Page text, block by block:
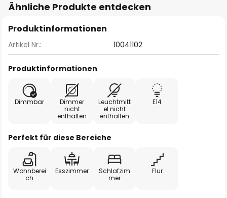
Ähnliche Produkte entdecken
Produktinformationen
Artikel Nr.: 10041102
Produktinformationen
Dimmbar
Dimmer
nicht
enthalten
Leuchtmitt
el nicht
enthalten
E14
Perfekt für diese Bereiche
Wohnberei
ch
Esszimmer
Schlafzim
mer
Flur